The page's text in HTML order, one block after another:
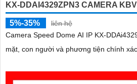
KX-DDAI4329ZPN3 CAMERA
5%-35%
liên hệ
Camera Speed Dome AI IP KX-
mặt, con người và phương tiện chính xác